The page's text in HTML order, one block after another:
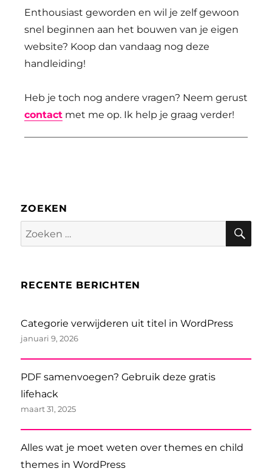
Enthousiast geworden en wil je zelf gewoon
snel beginnen aan het bouwen van je eigen
website? Koop dan vandaag nog deze
handleiding!
Heb je toch nog andere vragen? Neem gerust
contact met me op. Ik help je graag verder!
ZOEKEN
Zoeken
naar:
RECENTE BERICHTEN
Categorie verwijderen uit titel in WordPress
januari 9, 2026
PDF samenvoegen? Gebruik deze gratis
lifehack
maart 31, 2025
Alles wat je moet weten over themes en child
themes in WordPress